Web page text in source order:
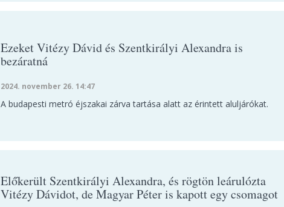
Ezeket Vitézy Dávid és Szentkirályi Alexandra is
bezáratná
2024. november 26. 14:47
A budapesti metró éjszakai zárva tartása alatt az érintett aluljárókat.
Előkerült Szentkirályi Alexandra, és rögtön leárulózta
Vitézy Dávidot, de Magyar Péter is kapott egy csomagot